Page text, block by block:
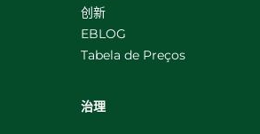
创新
EBLOG
Tabela de Preços
治理